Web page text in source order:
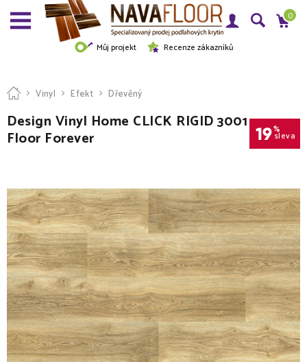
Můj projekt Recenze zákazníků
0
Vinyl Efekt Dřevěný
Design Vinyl Home CLICK RIGID 3001
Floor Forever 19%
sleva